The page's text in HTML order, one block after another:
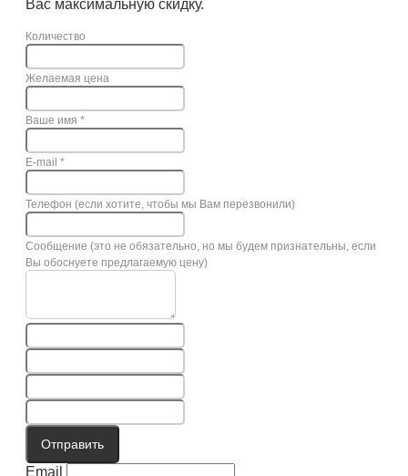
Вас максимальную скидку.
Количество
Желаемая цена
Ваше имя *
E-mail *
Телефон (если хотите, чтобы мы Вам перезвонили)
Сообщение (это не обязательно, но мы будем признательны, если
Вы обоснуете предлагаемую цену)
Отправить
Email